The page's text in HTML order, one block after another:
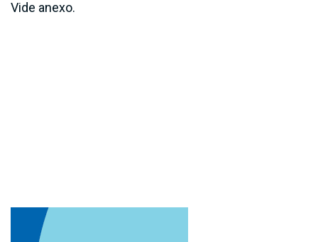
Vide anexo.